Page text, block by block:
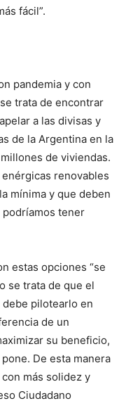
fácil”.
pandemia y con
trata de encontrar
a las divisas y
de la Argentina en la
de viviendas.
renovables
mínima y que deben
podríamos tener
estas opciones “se
se trata de que el
pilotearlo en
de un
su beneficio,
De esta manera
más solidez y
Ciudadano